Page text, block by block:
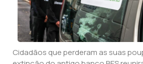
Cidadãos que perderam as suas